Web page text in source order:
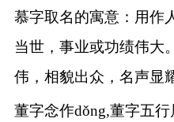
慕字取名的寓意：用作
当世，事业或功绩伟大
伟，相貌出众，名声显
董字念作dǒng,董字五行